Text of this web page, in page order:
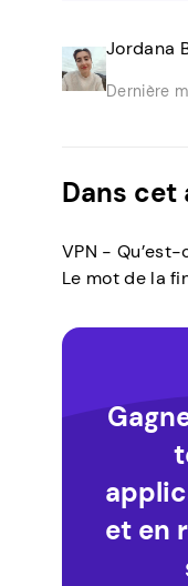
Jordana
Dernière
Dans
VPN - Qu’est-
Le mot de la
et en